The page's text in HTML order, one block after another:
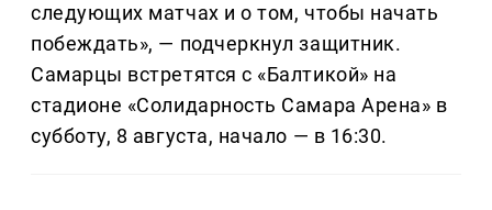
следующих матчах и о том, чтобы начать
побеждать», — подчеркнул защитник.
Самарцы встретятся с «Балтикой» на
стадионе «Солидарность Самара Арена» в
субботу, 8 августа, начало — в 16:30.